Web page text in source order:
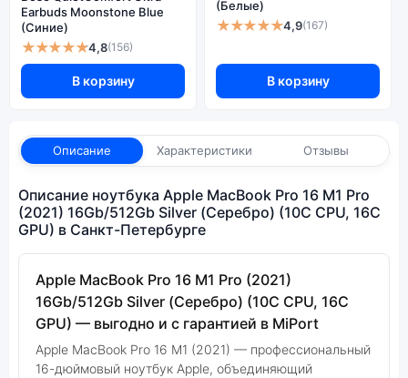
Earbuds Moonstone Blue
(Синие)
★★★★★4,8(156)
В корзину
(Белые)
★★★★★4,9(167)
В корзину
Описание Характеристики Отзывы
Описание ноутбука Apple MacBook Pro 16 M1 Pro
(2021) 16Gb/512Gb Silver (Серебро) (10C CPU, 16C
GPU) в Санкт-Петербурге
Apple MacBook Pro 16 M1 Pro (2021)
16Gb/512Gb Silver (Серебро) (10C CPU, 16C
GPU) — выгодно и с гарантией в MiPort
Apple MacBook Pro 16 M1 (2021) — профессиональный
16-дюймовый ноутбук Apple, объединяющий